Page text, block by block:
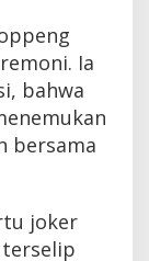
Ia
bahwa
bersama
joker